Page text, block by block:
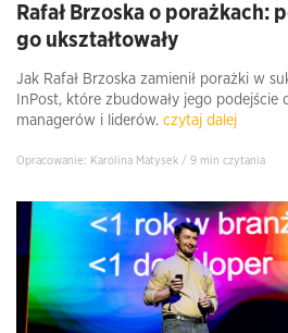
Rafał Brzoska o porażkach:
go ukształtowały
Jak Rafał Brzoska zamienił porażki w
InPost, które zbudowały jego podejście
managerów i liderów. czytaj dalej
Opracowanie: Karolina Matysek / 9 min czytania